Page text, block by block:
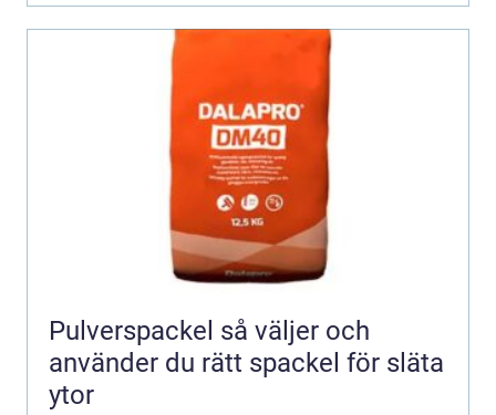
Pulverspackel så väljer och
använder du rätt spackel för släta
ytor